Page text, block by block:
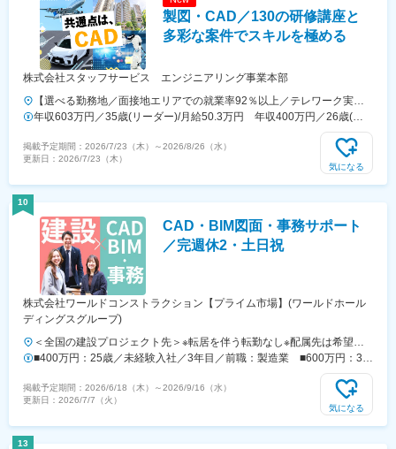
根・鳥取・山口・香川・高知・愛媛・徳島）■九州・沖縄…福岡支店
（福岡・佐賀・長崎・熊本・大分・宮崎・鹿児島・沖縄）※全国の各エ
リアに支店を展開しています。
製図・CAD／130の研修講座と
多彩な案件でスキルを極める
株式会社スタッフサービス エンジニアリング事業本部
【選べる勤務地／面接地エリアでの就業率92％以上／テレワーク実績
あり】「地元で働きたい」という希望にも、業界トップクラスの取引事
業所数約7,000件&プロジェクト数80,000件の中から検討します。⇒勤
務地は北海道・東北・北陸・関東・東海・関西・中国・四国・九州の各
都道府県のプロジェクト先※U・Iターン歓迎※面接地エリアでの就業率
によっては喫煙所有）【勤務先企業例】◎自動車・自動車部品トヨタ自
動車／日産自動車／本田技研工業／デンソー／アイシン◎情報端末・家
電日立製作所／東芝／三菱電機／パナソニック／富士通◎航空・宇宙
IHI／三菱重工業／川崎重工業
年収603万円／35歳(リーダー)/月給50.3万円 年収400万円／26歳(入
掲載予定期間： 2026/7/23（木） ～2026/8/26（水）
更新日： 2026/7/23（木）
気になる
10
CAD・BIM図面・事務サポート
／完週休2・土日祝
株式会社ワールドコンストラクション【プライム市場】(ワールドホール
ディングスグループ)
＜全国の建設プロジェクト先＞※転居を伴う転勤なし※配属先は希望を
最大限考慮※案件によりマイカー通勤OK・直行直帰OK▼関東・北関東
▼東海・北陸エリア 新潟県、長野県、山梨県、静岡県、愛知県、岐阜
県、富山県、福井県、石川県 ▼関西エリア 大阪府、京都府、兵庫県、
■400万円：25歳／未経験入社／3年目／前職：製造業 ■600万円：32
掲載予定期間： 2026/6/18（木） ～2026/9/16（水）
更新日： 2026/7/7（火）
気になる
13